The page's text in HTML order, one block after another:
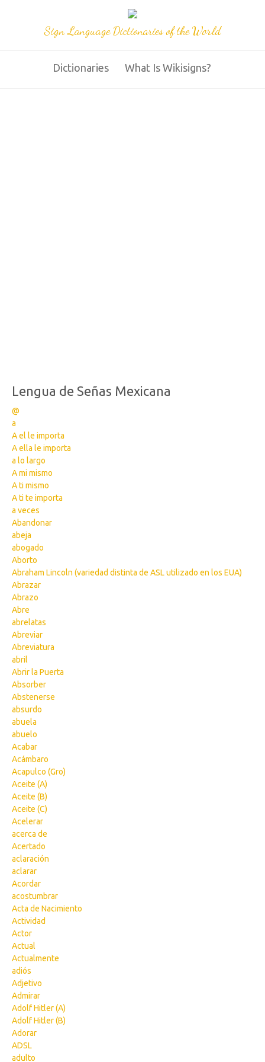
Sign Language Dictionaries of the World
Dictionaries What Is Wikisigns?
Lengua de Señas Mexicana
@
a
A el le importa
A ella le importa
a lo largo
A mi mismo
A ti mismo
A ti te importa
a veces
Abandonar
abeja
abogado
Aborto
Abraham Lincoln (variedad distinta de ASL utilizado en los EUA)
Abrazar
Abrazo
Abre
abrelatas
Abreviar
Abreviatura
abril
Abrir la Puerta
Absorber
Abstenerse
absurdo
abuela
abuelo
Acabar
Acámbaro
Acapulco (Gro)
Aceite (A)
Aceite (B)
Aceite (C)
Acelerar
acerca de
Acertado
aclaración
aclarar
Acordar
acostumbrar
Acta de Nacimiento
Actividad
Actor
Actual
Actualmente
adiós
Adjetivo
Admirar
Adolf Hitler (A)
Adolf Hitler (B)
Adorar
ADSL
adulto